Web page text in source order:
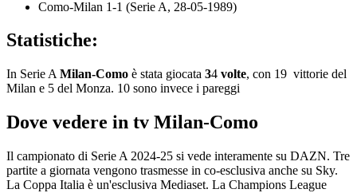
Como-Milan 1-1 (Serie A, 28-05-1989)
Statistiche:
In Serie A Milan-Como è stata giocata 34 volte, con 19 vittorie del
Milan e 5 del Monza. 10 sono invece i pareggi
Dove vedere in tv Milan-Como
Il campionato di Serie A 2024-25 si vede interamente su DAZN. Tre
partite a giornata vengono trasmesse in co-esclusiva anche su Sky.
La Coppa Italia è un'esclusiva Mediaset. La Champions League